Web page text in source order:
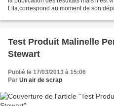
Lila,correspond au moment de son
Test Produit Malinelle
Stewart
Publié le 17/03/2013 à 15:06
Par Un air de scrap